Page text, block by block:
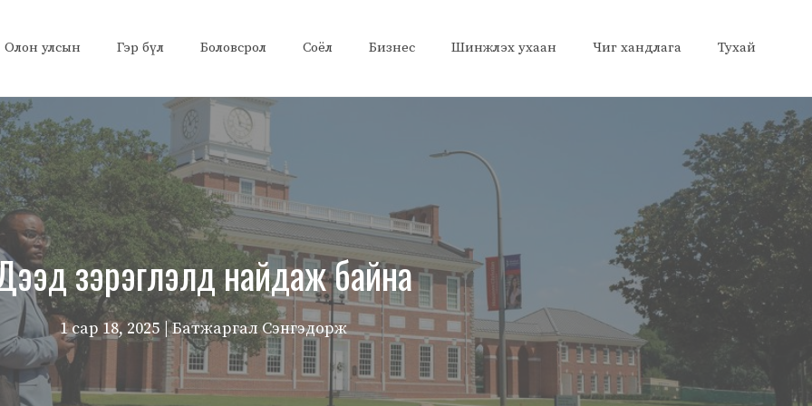
Олон улсын Гэр бүл Боловсрол Соёл Бизнес Шинжлэх ухаан Чиг хандлага Тухай
зэрэглэлд найдаж байна
1 сар 18, 2025 | Батжаргал Сэнгэдорж